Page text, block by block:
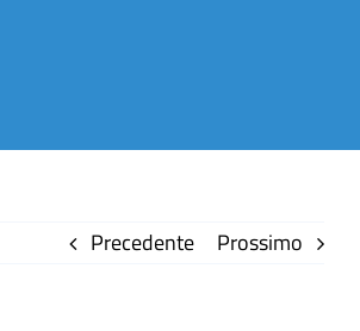
Precedente Prossimo